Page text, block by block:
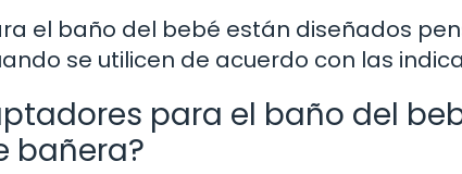
el baño del bebé están diseñados
se utilicen de acuerdo con las
para el baño del
bañera?